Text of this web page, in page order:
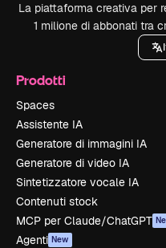
La piattaforma creativa per
1 milione di abbonati tra
Prodotti
Spaces
Assistente IA
Generatore di immagini IA
Generatore di video IA
Sintetizzatore vocale IA
Contenuti stock
MCP per Claude/ChatGPT
Agenti New